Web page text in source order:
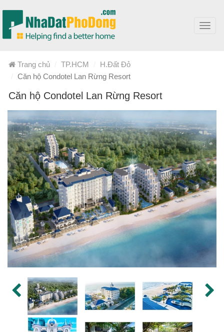
Trang chủ TP.HCM
H.Đất Đỏ
Căn hộ Condotel Lan Rừng Resort
Căn hộ Condotel Lan Rừng Resort